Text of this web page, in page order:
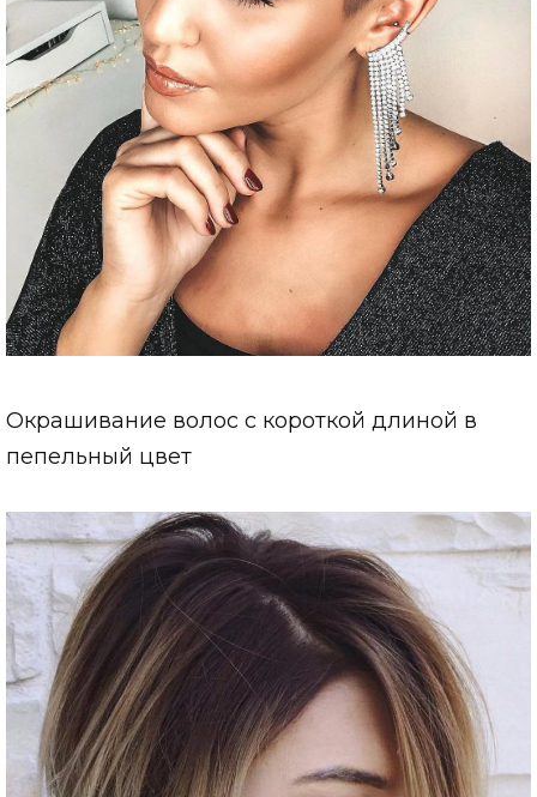
Окрашивание волос с короткой длиной в
пепельный цвет